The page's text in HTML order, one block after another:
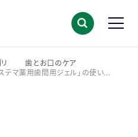
>
歯とお口のケア
>
テマ薬用歯間用ジェル」の使い...